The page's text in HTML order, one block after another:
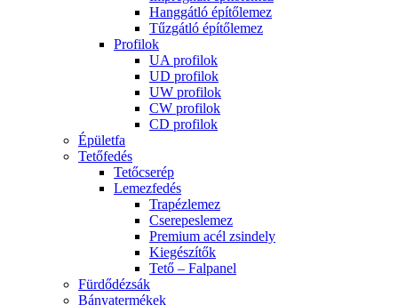
Hanggátló építőlemez
Tűzgátló építőlemez
Profilok
UA profilok
UD profilok
UW profilok
CW profilok
CD profilok
Épületfa
Tetőfedés
Tetőcserép
Lemezfedés
Trapézlemez
Cserepeslemez
Premium acél zsindely
Kiegészítők
Tető – Falpanel
Fürdődézsák
Bányatermékek